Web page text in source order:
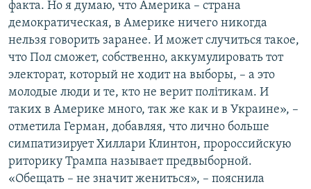
факта. Но я думаю, что Америка – страна
демократическая, в Америке ничего никогда
нельзя говорить заранее. И может случиться такое,
что Пол сможет, собственно, аккумулировать тот
электорат, который не ходит на выборы, – а это
молодые люди и те, кто не верит політикам. И
таких в Америке много, так же как и в Украине», –
отметила Герман, добавляя, что лично больше
симпатизирует Хиллари Клинтон, пророссийскую
риторику Трампа называет предвыборной.
«Обещать – не значит жениться», – пояснила